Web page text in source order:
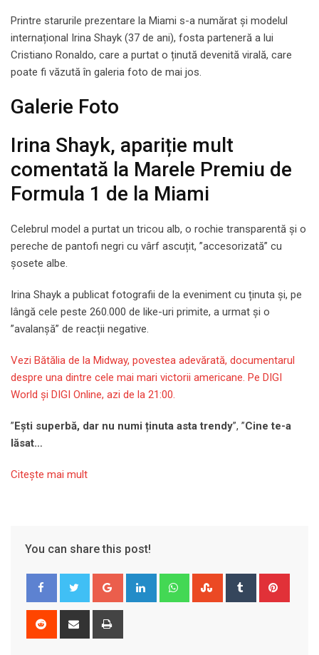
Printre starurile prezentare la Miami s-a numărat și modelul
internațional Irina Shayk (37 de ani), fosta parteneră a lui
Cristiano Ronaldo, care a purtat o ținută devenită virală, care
poate fi văzută în galeria foto de mai jos.
Galerie Foto
Irina Shayk, apariție mult
comentată la Marele Premiu de
Formula 1 de la Miami
Celebrul model a purtat un tricou alb, o rochie transparentă și o
pereche de pantofi negri cu vârf ascuțit, ”accesorizată” cu
șosete albe.
Irina Shayk a publicat fotografii de la eveniment cu ținuta și, pe
lângă cele peste 260.000 de like-uri primite, a urmat și o
”avalanșă” de reacții negative.
Vezi Bătălia de la Midway, povestea adevărată, documentarul
despre una dintre cele mai mari victorii americane. Pe DIGI
World și DIGI Online, azi de la 21:00.
”Ești superbă, dar nu numi ținuta asta trendy”, ”Cine te-a
lăsat…
Citeşte mai mult
You can share this post!
Google+ LinkedIn WhatsappStumbleUpon
Tumblr
Reddit
Share